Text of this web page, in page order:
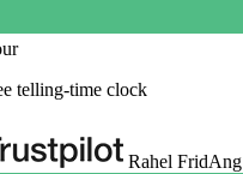
telling-time clock
Rahel FridAng